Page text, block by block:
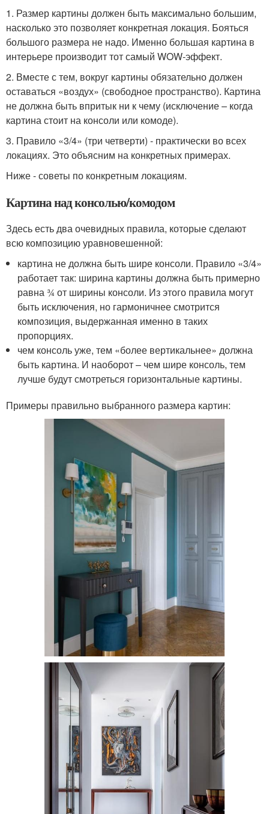
1. Размер картины должен быть максимально большим,
насколько это позволяет конкретная локация. Бояться
большого размера не надо. Именно большая картина в
интерьере производит тот самый WOW-эффект.
2. Вместе с тем, вокруг картины обязательно должен
оставаться «воздух» (свободное пространство). Картина
не должна быть впритык ни к чему (исключение – когда
картина стоит на консоли или комоде).
3. Правило «3/4» (три четверти) - практически во всех
локациях. Это объясним на конкретных примерах.
Ниже - советы по конкретным локациям.
Картина над консолью/комодом
Здесь есть два очевидных правила, которые сделают
всю композицию уравновешенной:
картина не должна быть шире консоли. Правило «3/4»
работает так: ширина картины должна быть примерно
равна ¾ от ширины консоли. Из этого правила могут
быть исключения, но гармоничнее смотрится
композиция, выдержанная именно в таких
пропорциях.
чем консоль уже, тем «более вертикальнее» должна
быть картина. И наоборот – чем шире консоль, тем
лучше будут смотреться горизонтальные картины.
Примеры правильно выбранного размера картин: